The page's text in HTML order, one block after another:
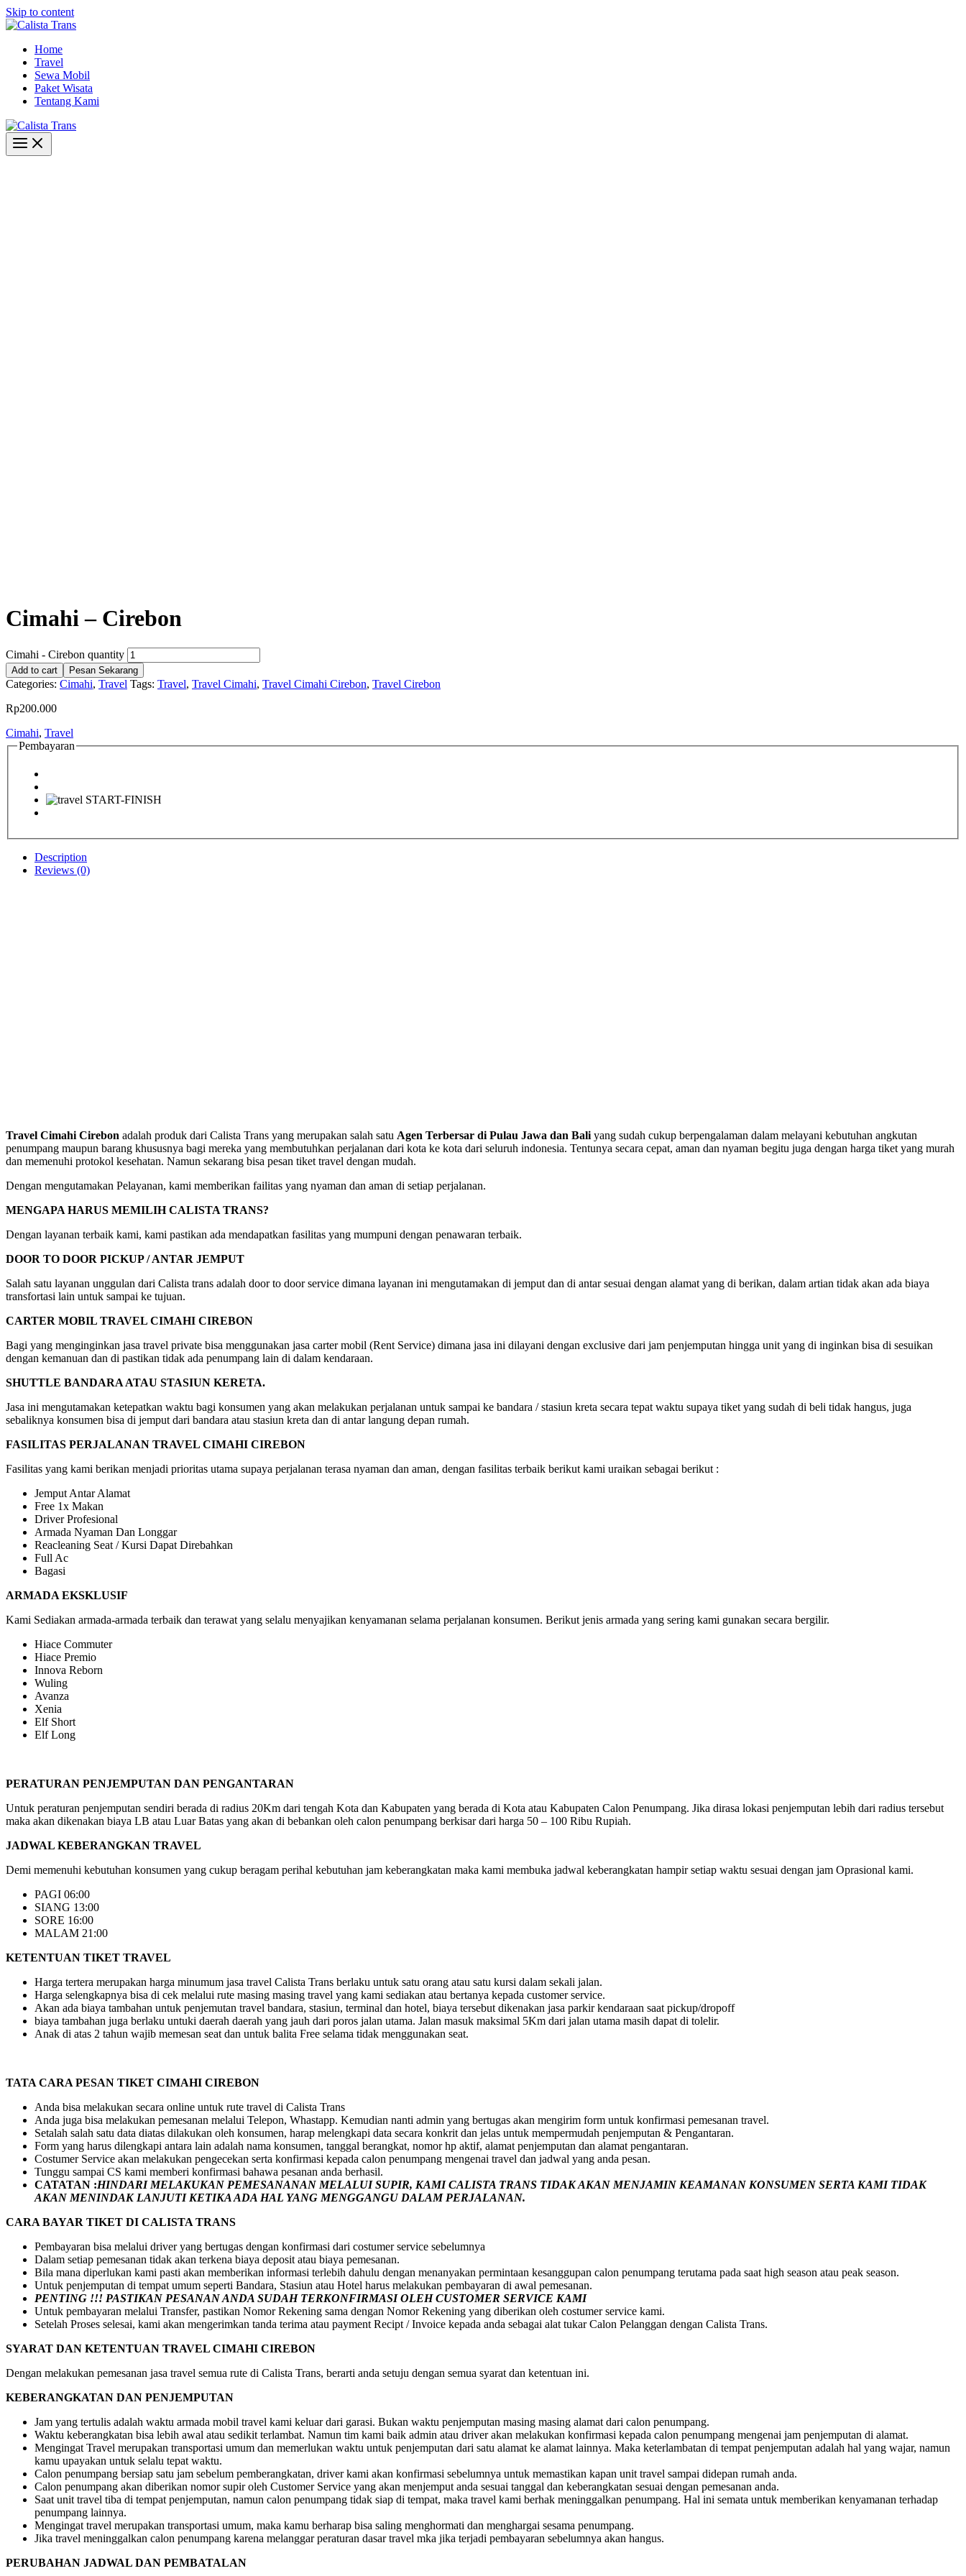
Skip to content
Home
Travel
Sewa Mobil
Paket Wisata
Tentang Kami
Cimahi – Cirebon
Cimahi - Cirebon quantity
Add to cart Pesan Sekarang
Categories: Cimahi, Travel Tags: Travel, Travel Cimahi, Travel Cimahi Cirebon, Travel Cirebon
Rp200.000
Cimahi, Travel
Pembayaran
Description
Reviews (0)
Travel Cimahi Cirebon adalah produk dari Calista Trans yang merupakan salah satu Agen Terbersar di Pulau Jawa dan Baliyang sudah cukup berpengalaman dalam melayani kebutuhan angkutan
penumpang maupun barang khususnya bagi mereka yang membutuhkan perjalanan dari kota ke kota dari seluruh indonesia. Tentunya secara cepat, aman dan nyaman begitu juga dengan harga tiket yang murah
dan memenuhi protokol kesehatan. Namun sekarang bisa pesan tiket travel dengan mudah.
Dengan mengutamakan Pelayanan, kami memberikan failitas yang nyaman dan aman di setiap perjalanan.
MENGAPA HARUS MEMILIH CALISTA TRANS?
Dengan layanan terbaik kami, kami pastikan ada mendapatkan fasilitas yang mumpuni dengan penawaran terbaik.
DOOR TO DOOR PICKUP / ANTAR JEMPUT
Salah satu layanan unggulan dari Calista trans adalah door to door service dimana layanan ini mengutamakan di jemput dan di antar sesuai dengan alamat yang di berikan, dalam artian tidak akan ada biaya
transfortasi lain untuk sampai ke tujuan.
CARTER MOBIL TRAVEL CIMAHI CIREBON
Bagi yang menginginkan jasa travel private bisa menggunakan jasa carter mobil (Rent Service) dimana jasa ini dilayani dengan exclusive dari jam penjemputan hingga unit yang di inginkan bisa di sesuikan
dengan kemanuan dan di pastikan tidak ada penumpang lain di dalam kendaraan.
SHUTTLE BANDARA ATAU STASIUN KERETA.
Jasa ini mengutamakan ketepatkan waktu bagi konsumen yang akan melakukan perjalanan untuk sampai ke bandara / stasiun kreta secara tepat waktu supaya tiket yang sudah di beli tidak hangus, juga
sebaliknya konsumen bisa di jemput dari bandara atau stasiun kreta dan di antar langung depan rumah.
FASILITAS PERJALANAN TRAVEL CIMAHI CIREBON
Fasilitas yang kami berikan menjadi prioritas utama supaya perjalanan terasa nyaman dan aman, dengan fasilitas terbaik berikut kami uraikan sebagai berikut :
Jemput Antar Alamat
Free 1x Makan
Driver Profesional
Armada Nyaman Dan Longgar
Reacleaning Seat / Kursi Dapat Direbahkan
Full Ac
Bagasi
ARMADA EKSKLUSIF
Kami Sediakan armada-armada terbaik dan terawat yang selalu menyajikan kenyamanan selama perjalanan konsumen. Berikut jenis armada yang sering kami gunakan secara bergilir.
Hiace Commuter
Hiace Premio
Innova Reborn
Wuling
Avanza
Xenia
Elf Short
Elf Long
PERATURAN PENJEMPUTAN DAN PENGANTARAN
Untuk peraturan penjemputan sendiri berada di radius 20Km dari tengah Kota dan Kabupaten yang berada di Kota atau Kabupaten Calon Penumpang. Jika dirasa lokasi penjemputan lebih dari radius tersebut
maka akan dikenakan biaya LB atau Luar Batas yang akan di bebankan oleh calon penumpang berkisar dari harga 50 – 100 Ribu Rupiah.
JADWAL KEBERANGKAN TRAVEL
Demi memenuhi kebutuhan konsumen yang cukup beragam perihal kebutuhan jam keberangkatan maka kami membuka jadwal keberangkatan hampir setiap waktu sesuai dengan jam Oprasional kami.
PAGI 06:00
SIANG 13:00
SORE 16:00
MALAM 21:00
KETENTUAN TIKET TRAVEL
Harga tertera merupakan harga minumum jasa travel Calista Trans berlaku untuk satu orang atau satu kursi dalam sekali jalan.
Harga selengkapnya bisa di cek melalui rute masing masing travel yang kami sediakan atau bertanya kepada customer service.
Akan ada biaya tambahan untuk penjemutan travel bandara, stasiun, terminal dan hotel, biaya tersebut dikenakan jasa parkir kendaraan saat pickup/dropoff
biaya tambahan juga berlaku untuki daerah daerah yang jauh dari poros jalan utama. Jalan masuk maksimal 5Km dari jalan utama masih dapat di tolelir.
Anak di atas 2 tahun wajib memesan seat dan untuk balita Free selama tidak menggunakan seat.
TATA CARA PESAN TIKET CIMAHI CIREBON
Anda bisa melakukan secara online untuk rute travel di Calista Trans
Anda juga bisa melakukan pemesanan melalui Telepon, Whastapp. Kemudian nanti admin yang bertugas akan mengirim form untuk konfirmasi pemesanan travel.
Setalah salah satu data diatas dilakukan oleh konsumen, harap melengkapi data secara konkrit dan jelas untuk mempermudah penjemputan & Pengantaran.
Form yang harus dilengkapi antara lain adalah nama konsumen, tanggal berangkat, nomor hp aktif, alamat penjemputan dan alamat pengantaran.
Costumer Service akan melakukan pengecekan serta konfirmasi kepada calon penumpang mengenai travel dan jadwal yang anda pesan.
Tunggu sampai CS kami memberi konfirmasi bahawa pesanan anda berhasil.
CATATAN :HINDARI MELAKUKAN PEMESANANAN MELALUI SUPIR, KAMICALISTA TRANS TIDAK AKAN MENJAMIN KEAMANAN KONSUMEN SERTA KAMI TIDAK
AKAN MENINDAK LANJUTI KETIKA ADA HAL YANG MENGGANGU DALAM PERJALANAN.
CARA BAYAR TIKET DI CALISTA TRANS
Pembayaran bisa melalui driver yang bertugas dengan konfirmasi dari costumer service sebelumnya
Dalam setiap pemesanan tidak akan terkena biaya deposit atau biaya pemesanan.
Bila mana diperlukan kami pasti akan memberikan informasi terlebih dahulu dengan menanyakan permintaan kesanggupan calon penumpang terutama pada saat high season atau peak season.
Untuk penjemputan di tempat umum seperti Bandara, Stasiun atau Hotel harus melakukan pembayaran di awal pemesanan.
PENTING !!! PASTIKAN PESANAN ANDA SUDAH TERKONFIRMASI OLEH CUSTOMER SERVICE KAMI
Untuk pembayaran melalui Transfer, pastikan Nomor Rekening sama dengan Nomor Rekening yang diberikan oleh costumer service kami.
Setelah Proses selesai, kami akan mengerimkan tanda terima atau payment Recipt / Invoice kepada anda sebagai alat tukar Calon Pelanggan dengan Calista Trans.
SYARAT DAN KETENTUAN TRAVEL CIMAHI CIREBON
Dengan melakukan pemesanan jasa travel semua rute di Calista Trans, berarti anda setuju dengan semua syarat dan ketentuan ini.
KEBERANGKATAN DAN PENJEMPUTAN
Jam yang tertulis adalah waktu armada mobil travel kami keluar dari garasi. Bukan waktu penjemputan masing masing alamat dari calon penumpang.
Waktu keberangkatan bisa lebih awal atau sedikit terlambat. Namun tim kami baik admin atau driver akan melakukan konfirmasi kepada calon penumpang mengenai jam penjemputan di alamat.
Mengingat Travel merupakan transportasi umum dan memerlukan waktu untuk penjemputan dari satu alamat ke alamat lainnya. Maka keterlambatan di tempat penjemputan adalah hal yang wajar, namun
kamu upayakan untuk selalu tepat waktu.
Calon penumpang bersiap satu jam sebelum pemberangkatan, driver kami akan konfirmasi sebelumnya untuk memastikan kapan unit travel sampai didepan rumah anda.
Calon penumpang akan diberikan nomor supir oleh Customer Service yang akan menjemput anda sesuai tanggal dan keberangkatan sesuai dengan pemesanan anda.
Saat unit travel tiba di tempat penjemputan, namun calon penumpang tidak siap di tempat, maka travel kami berhak meninggalkan penumpang. Hal ini semata untuk memberikan kenyamanan terhadap
penumpang lainnya.
Mengingat travel merupakan transportasi umum, maka kamu berharap bisa saling menghormati dan menghargai sesama penumpang.
Jika travel meninggalkan calon penumpang karena melanggar peraturan dasar travel mka jika terjadi pembayaran sebelumnya akan hangus.
PERUBAHAN JADWAL DAN PEMBATALAN